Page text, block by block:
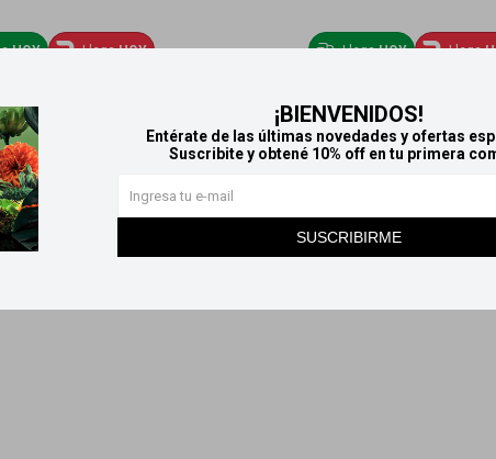
¡BIENVENIDOS!
Entérate de las últimas novedades y ofertas
Suscribite y obtené 10% off en tu primera
SUSCRIBIRME
HOY LlegaHOY
Wave 82g x2
$
LlegaHOY Llega
82g - Artic Ice
$ 265